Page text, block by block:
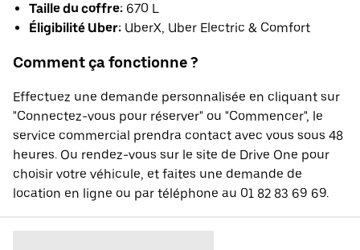
Taille du coffre: 670 L
Éligibilité Uber: UberX, Uber Electric & Comfort
Comment ça fonctionne ?
Effectuez une demande personnalisée en cliquant sur
"Connectez-vous pour réserver" ou "Commencer", le
service commercial prendra contact avec vous sous 48
heures. Ou rendez-vous sur le site de Drive One pour
choisir votre véhicule, et faites une demande de
location en ligne ou par téléphone au 01 82 83 69 69.